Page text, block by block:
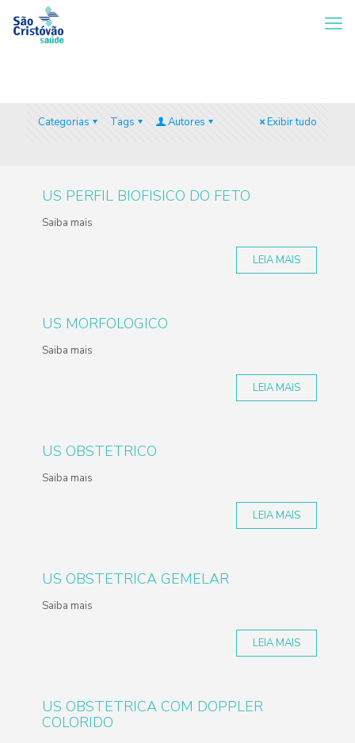
Categorias Tags Autores Exibir tudo
US PERFIL BIOFISICO DO FETO
Saiba mais
LEIA MAIS
US MORFOLOGICO
Saiba mais
LEIA MAIS
US OBSTETRICO
Saiba mais
LEIA MAIS
US OBSTETRICA GEMELAR
Saiba mais
LEIA MAIS
US OBSTETRICA COM DOPPLER
COLORIDO